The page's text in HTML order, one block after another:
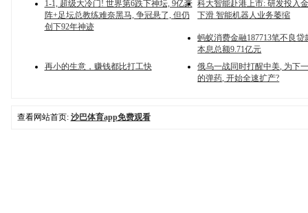
1-1, 超级大冷门! 世界第6跌下神坛, 9亿豪
阵+足坛总教练难奈黑马, 争冠悬了, 但仍
创下92年神迹
科大智能赴港上市: 研发投入
下滑 智能机器人业务萎缩
蚂蚁消费金融187713笔不良贷
本息总额9.71亿元
再小的生意，赚钱都比打工快
俄乌一战同时打醒中美, 为下
的弹药, 开始全速扩产?
查看网站首页: 沙巴体育app免费观看